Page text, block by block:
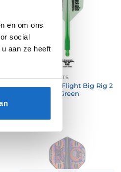
en om ons
social
aan ze heeft
CONDOR FLIGHTS
Condor AXE Flight Big Rig 2
Small Clear Green